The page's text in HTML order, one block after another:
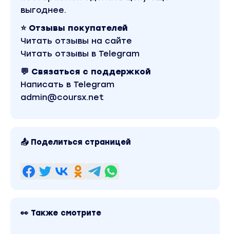
выгоднее.
⭐ Отзывы покупателей
Читать отзывы на сайте
Читать отзывы в Telegram
💬 Связаться с поддержкой
Написать в Telegram
admin@coursx.net
📤 Поделиться страницей
👀 Также смотрите